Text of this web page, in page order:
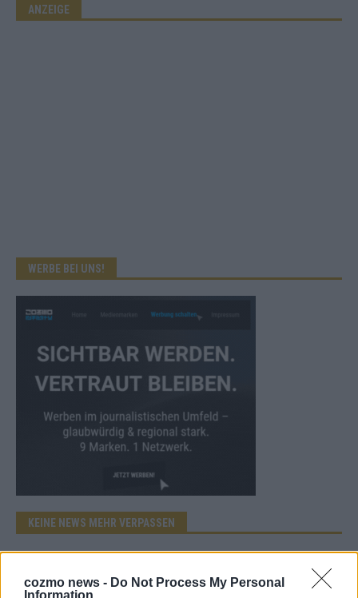
cozmo news - Do Not Process My Personal
Information
ANZEIGE
WERBE BEI UNS!
KEINE NEWS MEHR VERPASSEN